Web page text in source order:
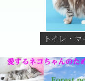
トイレ・